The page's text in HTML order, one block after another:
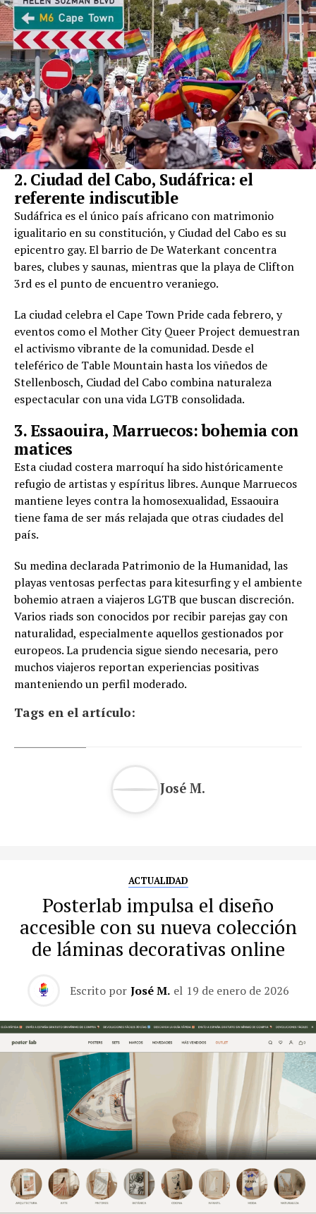
2. Ciudad del Cabo, Sudáfrica: el
referente indiscutible
Sudáfrica es el único país africano con matrimonio
igualitario en su constitución, y Ciudad del Cabo es su
epicentro gay. El barrio de De Waterkant concentra
bares, clubes y saunas, mientras que la playa de Clifton
3rd es el punto de encuentro veraniego.
La ciudad celebra el Cape Town Pride cada febrero, y
eventos como el Mother City Queer Project demuestran
el activismo vibrante de la comunidad. Desde el
teleférico de Table Mountain hasta los viñedos de
Stellenbosch, Ciudad del Cabo combina naturaleza
espectacular con una vida LGTB consolidada.
3. Essaouira, Marruecos: bohemia con
matices
Esta ciudad costera marroquí ha sido históricamente
refugio de artistas y espíritus libres. Aunque Marruecos
mantiene leyes contra la homosexualidad, Essaouira
tiene fama de ser más relajada que otras ciudades del
país.
Su medina declarada Patrimonio de la Humanidad, las
playas ventosas perfectas para kitesurfing y el ambiente
bohemio atraen a viajeros LGTB que buscan discreción.
Varios riads son conocidos por recibir parejas gay con
naturalidad, especialmente aquellos gestionados por
europeos. La prudencia sigue siendo necesaria, pero
muchos viajeros reportan experiencias positivas
manteniendo un perfil moderado.
Tags en el artículo:
José M.
ACTUALIDAD
Posterlab impulsa el diseño
accesible con su nueva colección
de láminas decorativas online
Escrito por José M. el 19 de enero de 2026